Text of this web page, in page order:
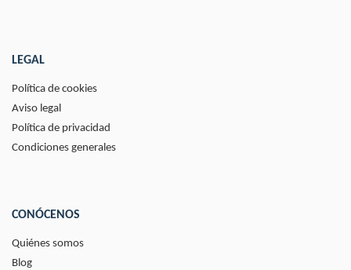
LEGAL
Política de cookies
Aviso legal
Política de privacidad
Condiciones generales
CONÓCENOS
Quiénes somos
Blog